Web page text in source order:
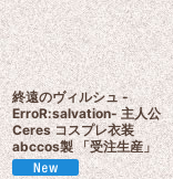
終遠のヴィルシュ -
ErroR:salvation- 主人公
Ceres コスプレ衣装
abccos製 「受注生産」